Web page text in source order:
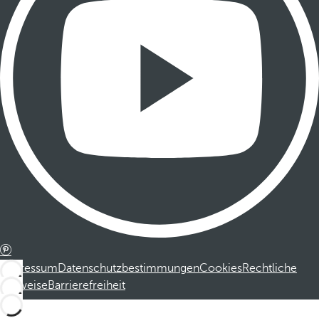
ImpressumDatenschutzbestimmungenCookiesRechtliche
HinweiseBarrierefreiheit